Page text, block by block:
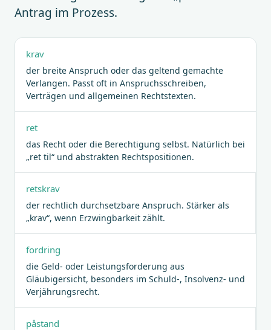
Antrag im Prozess.
krav
der breite Anspruch oder das geltend gemachte
Verlangen. Passt oft in Anspruchsschreiben,
Verträgen und allgemeinen Rechtstexten.
ret
das Recht oder die Berechtigung selbst. Natürlich bei
„ret til“ und abstrakten Rechtspositionen.
retskrav
der rechtlich durchsetzbare Anspruch. Stärker als
„krav“, wenn Erzwingbarkeit zählt.
fordring
die Geld- oder Leistungsforderung aus
Gläubigersicht, besonders im Schuld-, Insolvenz- und
Verjährungsrecht.
påstand